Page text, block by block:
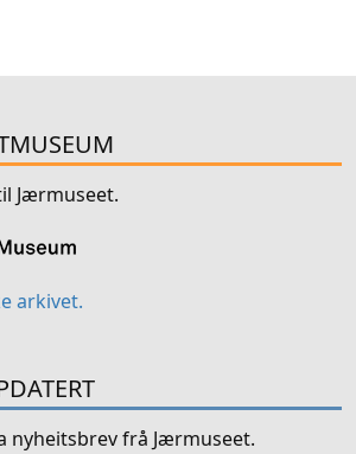
Jærmuseet.
arkivet.
nyheitsbrev frå Jærmuseet.